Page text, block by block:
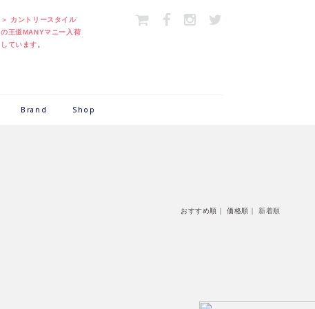
＞ カントリースタイル
の王道MANYマニー入荷
しています。
Brand Shop
おすすめ順 ｜価格順 ｜新着順